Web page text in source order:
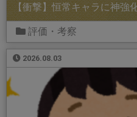
【衝撃】恒常キャラに神強
評価・考察
2026.08.03